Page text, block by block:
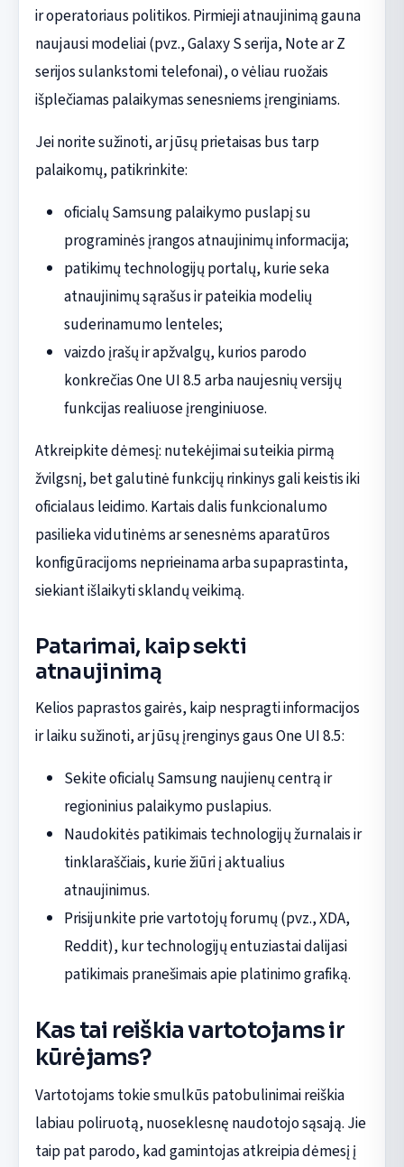
ir operatoriaus politikos. Pirmieji atnaujinimą gauna
naujausi modeliai (pvz., Galaxy S serija, Note ar Z
serijos sulankstomi telefonai), o vėliau ruožais
išplečiamas palaikymas senesniems įrenginiams.
Jei norite sužinoti, ar jūsų prietaisas bus tarp
palaikomų, patikrinkite:
oficialų Samsung palaikymo puslapį su
programinės įrangos atnaujinimų informacija;
patikimų technologijų portalų, kurie seka
atnaujinimų sąrašus ir pateikia modelių
suderinamumo lenteles;
vaizdo įrašų ir apžvalgų, kurios parodo
konkrečias One UI 8.5 arba naujesnių versijų
funkcijas realiuose įrenginiuose.
Atkreipkite dėmesį: nutekėjimai suteikia pirmą
žvilgsnį, bet galutinė funkcijų rinkinys gali keistis iki
oficialaus leidimo. Kartais dalis funkcionalumo
pasilieka vidutinėms ar senesnėms aparatūros
konfigūracijoms neprieinama arba supaprastinta,
siekiant išlaikyti sklandų veikimą.
Patarimai, kaip sekti
atnaujinimą
Kelios paprastos gairės, kaip nespragti informacijos
ir laiku sužinoti, ar jūsų įrenginys gaus One UI 8.5:
Sekite oficialų Samsung naujienų centrą ir
regioninius palaikymo puslapius.
Naudokitės patikimais technologijų žurnalais ir
tinklaraščiais, kurie žiūri į aktualius
atnaujinimus.
Prisijunkite prie vartotojų forumų (pvz., XDA,
Reddit), kur technologijų entuziastai dalijasi
patikimais pranešimais apie platinimo grafiką.
Kas tai reiškia vartotojams ir
kūrėjams?
Vartotojams tokie smulkūs patobulinimai reiškia
labiau poliruotą, nuoseklesnę naudotojo sąsają. Jie
taip pat parodo, kad gamintojas atkreipia dėmesį į